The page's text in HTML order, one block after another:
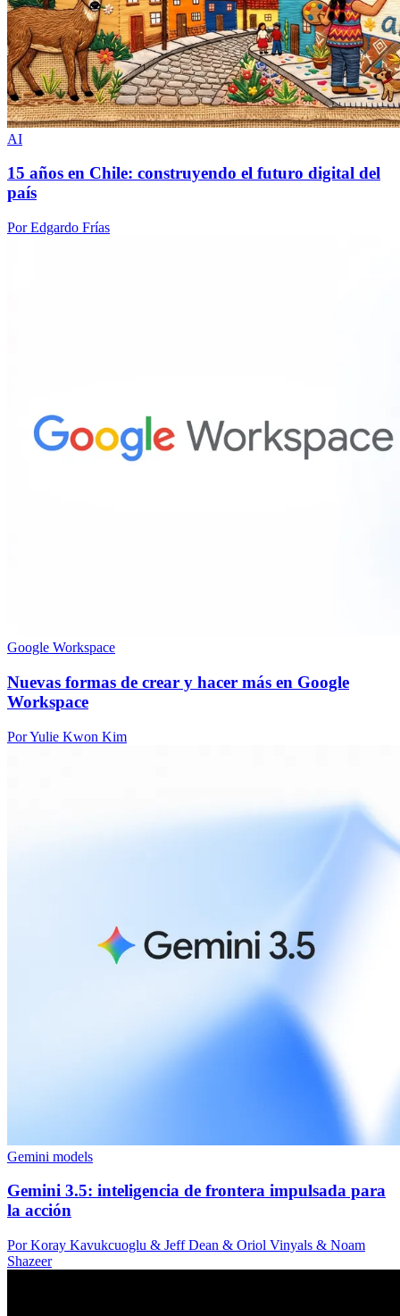
AI
15 años en Chile: construyendo el futuro digital del
país
Por Edgardo Frías
Google Workspace
Nuevas formas de crear y hacer más en Google
Workspace
Por Yulie Kwon Kim
Gemini models
Gemini 3.5: inteligencia de frontera impulsada para
la acción
Por Koray Kavukcuoglu & Jeff Dean & Oriol Vinyals & Noam
Shazeer